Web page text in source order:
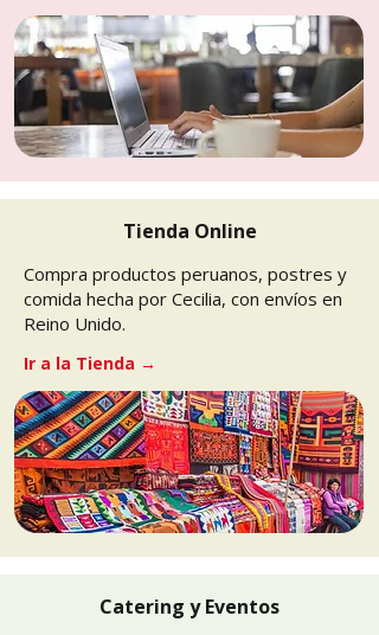
Tienda Online
Compra productos peruanos, postres y
comida hecha por Cecilia, con envíos en
Reino Unido.
Ir a la Tienda →
Catering y Eventos